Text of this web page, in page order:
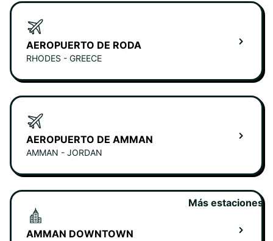
AEROPUERTO DE RODA
RHODES - GREECE
AEROPUERTO DE AMMAN
AMMAN - JORDAN
AMMAN DOWNTOWN
Más estaciones